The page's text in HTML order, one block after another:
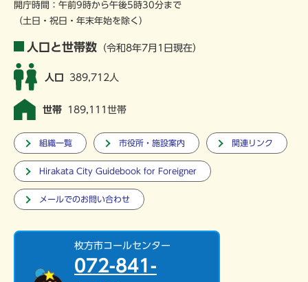
開庁時間：午前9時から午後5時30分まで
（土日・祝日・年末年始を除く）
人口と世帯数 （令和8年7月1日現在）
人口 389,712人
世帯 189,111世帯
組織一覧 市役所・施設案内 関連リンク
Hirakata City Guidebook for Foreigner
メールでのお問い合わせ
枚方市コールセンター
072-841-